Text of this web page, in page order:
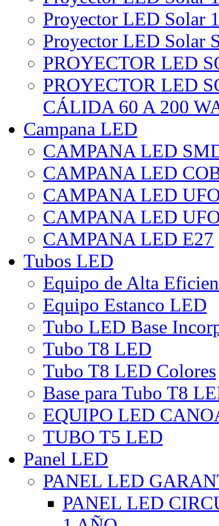
Proyector LED Solar
Proyector LED Solar
PROYECTOR LED
PROYECTOR LED
CÁLIDA 60 A 200
Campana LED
CAMPANA LED
CAMPANA LED
CAMPANA LED
CAMPANA LED
CAMPANA LED E27
Tubos LED
Equipo de Alta
Equipo Estanco LED
Tubo LED Base
Tubo T8 LED
Tubo T8 LED Colores
Base para Tubo T8
EQUIPO LED
TUBO T5 LED
Panel LED
PANEL LED
PANEL LED